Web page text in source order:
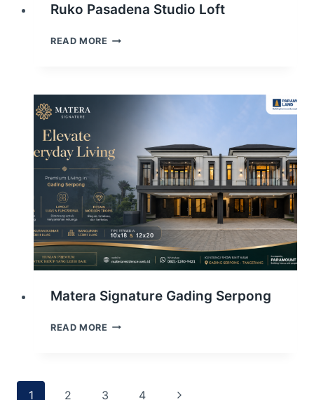
Ruko Pasadena Studio Loft
READ MORE RUKO
Matera Signature Gading Serpong
READ MORE MATERA
Page
1 2 3 4
Next